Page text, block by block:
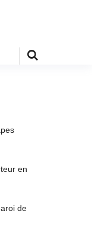
en
de